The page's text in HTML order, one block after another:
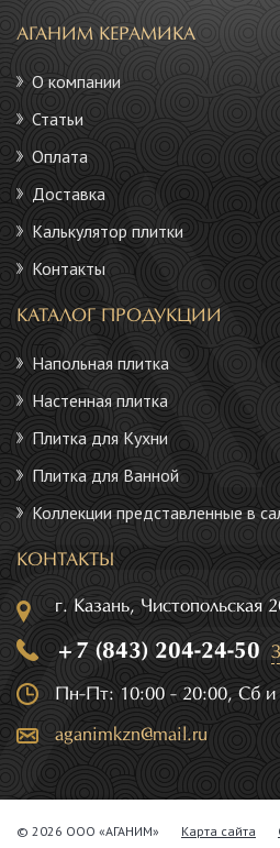
АГАНИМ КЕРАМИКА
О компании
Статьи
Оплата
Доставка
Калькулятор плитки
Контакты
КАТАЛОГ ПРОДУКЦИИ
Напольная плитка
Настенная плитка
Плитка для Кухни
Плитка для Ванной
Коллекции представленные в
КОНТАКТЫ
г. Казань, Чистопольская
+7 (843) 204-24-50
Пн-Пт: 10:00 - 20:00, Сб и
aganimkzn@mail.ru
© 2026 ООО «АГАНИМ» Карта сайта